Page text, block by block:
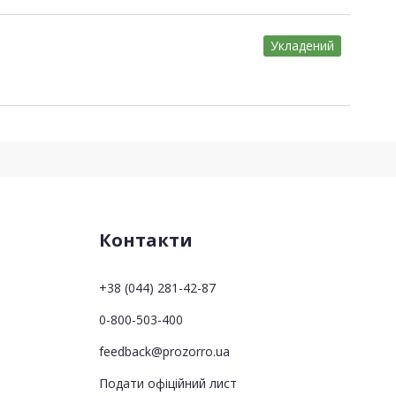
Укладений
Контакти
+38 (044) 281-42-87
0-800-503-400
feedback@prozorro.ua
Подати офіційний лист